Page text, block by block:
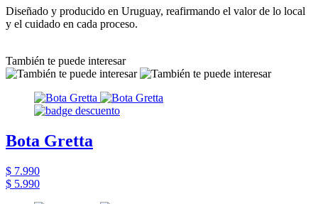
Diseñado y producido en Uruguay, reafirmando el valor de lo local
y el cuidado en cada proceso.
También te puede interesar
Bota Gretta
$ 7.990
$ 5.990